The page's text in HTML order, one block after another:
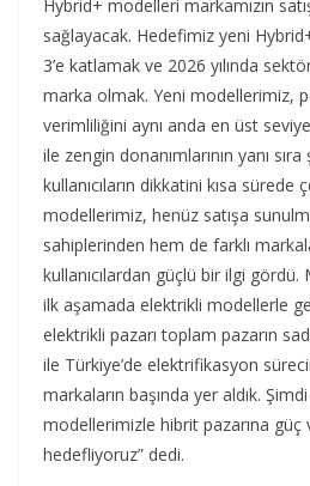
Hybrid+ modelleri markamızın
sağlayacak. Hedefimiz yeni Hybrid+
3’e katlamak ve 2026 yılında
marka olmak. Yeni modellerimiz,
verimliliğini aynı anda en üst
ile zengin donanımlarının yanı sıra
kullanıcıların dikkatini kısa
modellerimiz, henüz satışa
sahiplerinden hem de farklı
kullanıcılardan güçlü bir ilgi gördü.
ilk aşamada elektrikli modellerle
elektrikli pazarı toplam pazarın
ile Türkiye’de elektrifikasyon
markaların başında yer aldık.
modellerimizle hibrit pazarına güç
hedefliyoruz” dedi.